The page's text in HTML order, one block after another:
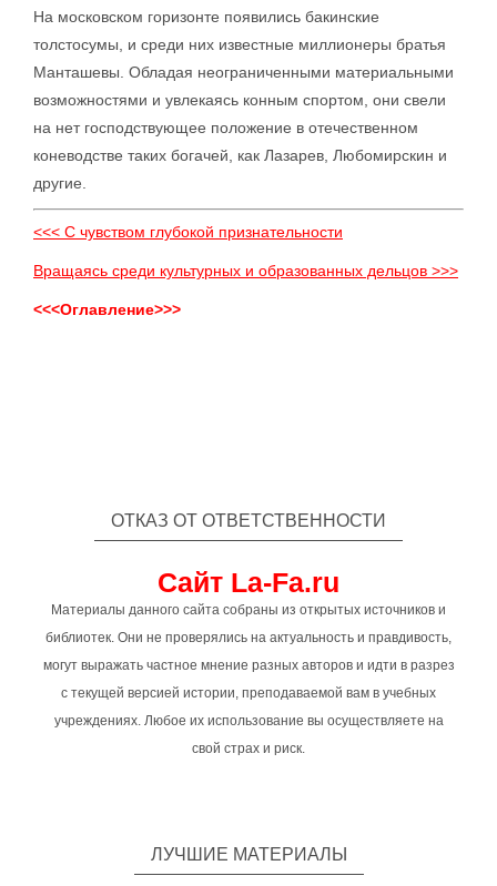
На московском горизонте появились бакинские
толстосумы, и среди них известные миллионеры братья
Манташевы. Обладая неограниченными материальными
возможностями и увлекаясь конным спортом, они свели
на нет господствующее положение в отечественном
коневодстве таких богачей, как Лазарев, Любомирскин и
другие.
<<< С чувством глубокой признательности
Вращаясь среди культурных и образованных дельцов >>>
<<<Оглавление>>>
ОТКАЗ ОТ ОТВЕТСТВЕННОСТИ
Сайт La-Fa.ru
Материалы данного сайта собраны из открытых источников и
библиотек. Они не проверялись на актуальность и правдивость,
могут выражать частное мнение разных авторов и идти в разрез
с текущей версией истории, преподаваемой вам в учебных
учреждениях. Любое их использование вы осуществляете на
свой страх и риск.
ЛУЧШИЕ МАТЕРИАЛЫ